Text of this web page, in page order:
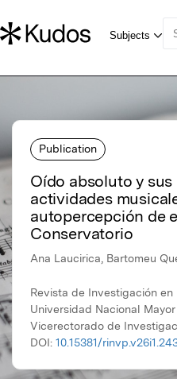
Publication
Oído absoluto y
actividades
autopercepción de
Conservatorio
Ana Laucirica, Bartomeu
Revista de Investigación en
Universidad Nacional
Vicerectorado de
DOI: 10.15381/